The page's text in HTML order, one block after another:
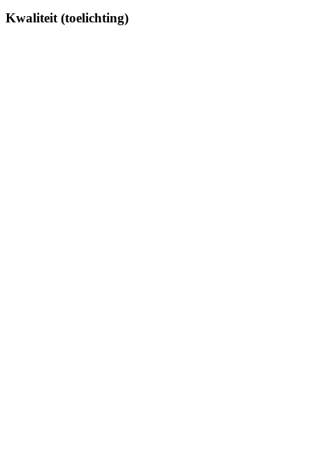
Kwaliteit (toelichting)